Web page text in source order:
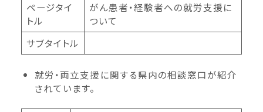
ページタイ
トル
がん患者・経験者への就労支援に
ついて
サブタイトル
就労・両立支援に関する県内の相談窓口が紹介
されています。